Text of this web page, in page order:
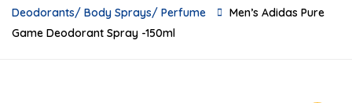
Deodorants/ Body Sprays/ Perfume
Men’s Adidas Pure
Game Deodorant Spray -150ml